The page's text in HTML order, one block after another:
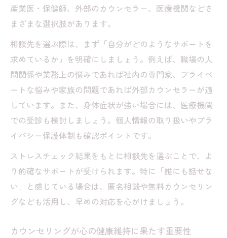
産業医・保健師、外部のカウンセラー、医療機関などさ
まざまな選択肢があります。
相談先を選ぶ際は、まず「自分がどのようなサポートを
求めているか」を明確にしましょう。例えば、職場の人
間関係や業務上の悩みであれば社内の専門家、プライベ
ートな悩みや家族の問題であれば外部カウンセラーが適
しています。また、身体症状が強い場合には、医療機関
での受診も検討しましょう。個人情報の取り扱いやプラ
イバシー保護体制も確認ポイントです。
ストレスチェック結果をもとに相談先を選ぶことで、よ
り的確なサポートが受けられます。特に「誰にも話せな
い」と感じている場合は、匿名相談や無料カウンセリン
グなども活用し、早めの対応を心がけましょう。
カウンセリングが心の健康維持に果たす重要性